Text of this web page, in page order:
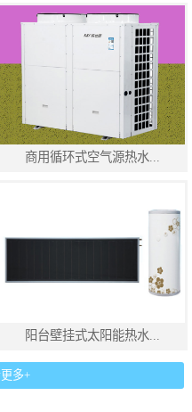
商用循环式空气源热水...
阳台壁挂式太阳能热水...
多+